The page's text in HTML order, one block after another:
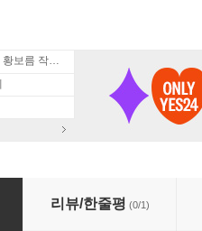
뮤지컬 〈휴남동 서점〉X 황보름 작가 북토크
리뷰/한줄평 (0/1)